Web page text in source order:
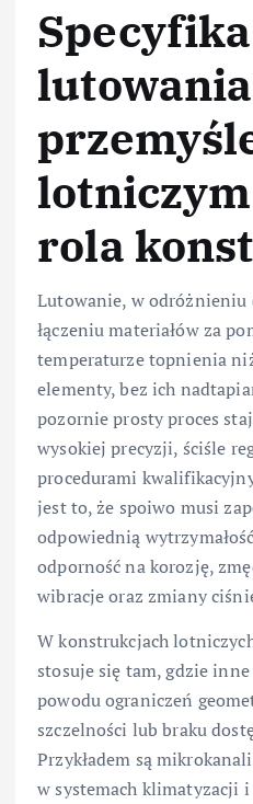
Specyfika
rola
Lutowanie, w odróżnieniu
łączeniu materiałów za
temperaturze topnienia
elementy, bez ich
pozornie prosty proces
wysokiej precyzji, ściśle
procedurami
jest to, że spoiwo musi
odpowiednią
odporność na korozję,
wibracje oraz zmiany
W konstrukcjach
stosuje się tam, gdzie
powodu ograniczeń
szczelności lub braku
Przykładem są
w systemach klimatyzacji